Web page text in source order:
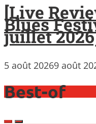
[Live
Blues
juillet
5 août 20269 août
Best-of